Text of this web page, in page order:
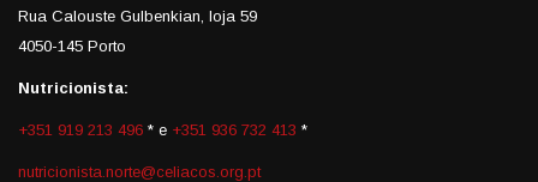
Rua Calouste Gulbenkian, loja 59
4050-145 Porto
Nutricionista:
+351 919 213 496 * e +351 936 732 413 *
nutricionista.norte@celiacos.org.pt